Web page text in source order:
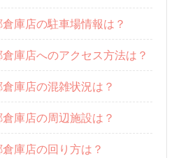
庫店の駐車場情報は？
庫店へのアクセス方法は？
庫店の混雑状況は？
庫店の周辺施設は？
庫店の回り方は？